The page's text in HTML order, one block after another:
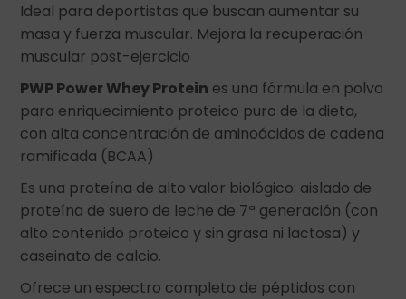
Ideal para deportistas que buscan aumentar su
masa y fuerza muscular. Mejora la recuperación
muscular post-ejercicio
PWP Power Whey Protein es una fórmula en polvo
para enriquecimiento proteico puro de la dieta,
con alta concentración de aminoácidos de cadena
ramificada (BCAA)
Es una proteína de alto valor biológico: aislado de
proteína de suero de leche de 7ª generación (con
alto contenido proteico y sin grasa ni lactosa) y
caseinato de calcio.
Ofrece un espectro completo de péptidos con